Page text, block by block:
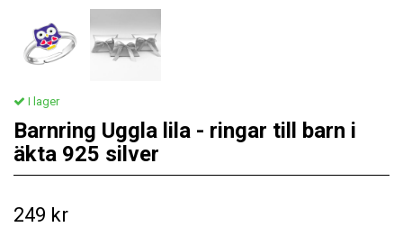
I lager
Barnring Uggla lila - ringar till barn i
äkta 925 silver
249 kr